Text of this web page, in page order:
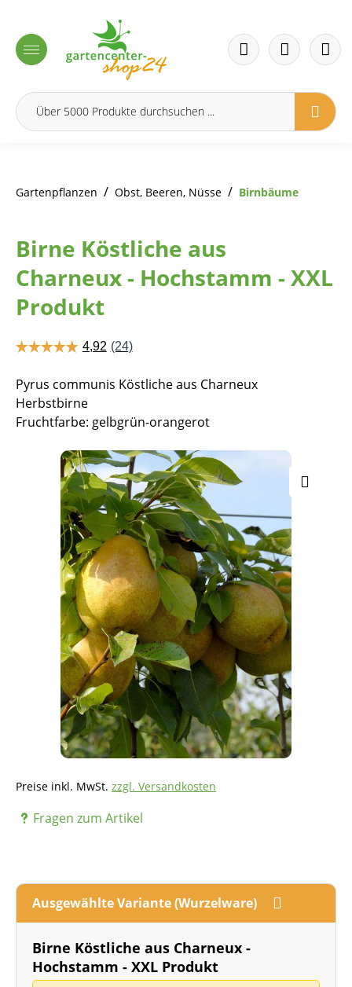
Gartenpflanzen / Obst, Beeren, Nüsse / Birnbäume
Birne Köstliche aus
Charneux - Hochstamm - XXL
Produkt
Pyrus communis Köstliche aus Charneux
Herbstbirne
Fruchtfarbe: gelbgrün-orangerot
Preise inkl. MwSt. zzgl. Versandkosten
Fragen zum Artikel
Ausgewählte Variante (Wurzelware)
Birne Köstliche aus Charneux -
Hochstamm - XXL Produkt